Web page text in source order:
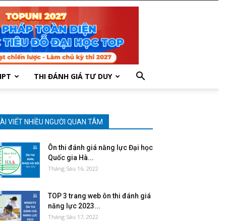
THI ĐÁNH GIÁ TƯ DUY
VIẾT NHIỀU NGƯỜI QUAN TÂM
Ôn thi đánh giá năng lực Đại học
Quốc gia Hà...
Tháng Sáu 16, 2022
TOP 3 trang web ôn thi đánh giá
năng lực 2023...
Tháng Sáu 17, 2022